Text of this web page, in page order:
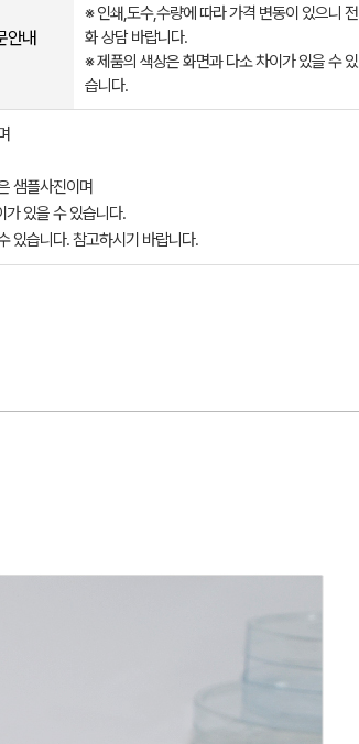
안내
※ 인쇄,도수,수량에 따라 가격 변동이 있으니 전
화 상담 바랍니다.
※ 제품의 색상은 화면과 다소 차이가 있을 수 있
습니다.
샘플사진이며
가 있을 수 있습니다.
있습니다. 참고하시기 바랍니다.